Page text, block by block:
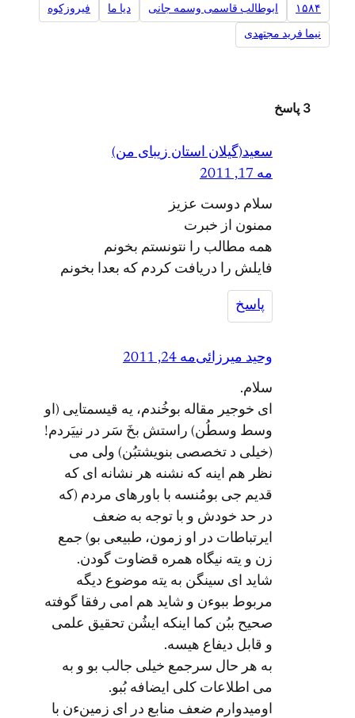
۱۵۸۴ ابوطالب قاسمی وسمه جانی ديا ما فیروزکوه
نیما فرید مجتهدی
3 پاسخ
سعید(گیلان استان زیبای من)
مه 17, 2011
سلام دوست عزیز
ممنون از خبرت
همه مطالب را نتونستم بخونم
فایلش را دریافت کردم که بعدا بخونم
پاسخ
وحید میرزائیمه 24, 2011
سلام.
ای خوجیر مقاله بوخُندم، یه قیسمتایی (او
وسط وسطُن) راستش بخَ سَر در نییَردم!
(خیلی د تخصصی بنویشتبُن) ولی می
نظر هم اینه که نشنه هر نشانه ای که
قدیم جی بومُنسه با باورهای مردم (که
در حد خودش و با توجه به ضعف
ایرتباطات در او زمون، طبیعی بو) جمع
زن و یته نیگاه همره قضاوت گودن.
شاید ای سینگن به یته موضوع دیگه
مربوط ببوءن و شاید هم امی رفقا گوفته
صحیح ببُن کما اینکه ایشُن تحقیق علمی
و قابل دیفاع هیسه.
به هر حال سرجمع خیلی جالب بو و به
می اطلاعات کلی ایضافه بُبو.
اومیدوارم ضعف منابع در ای زمینءن با